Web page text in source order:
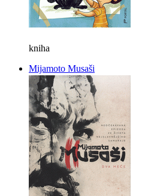
kniha
Mijamoto Musaši